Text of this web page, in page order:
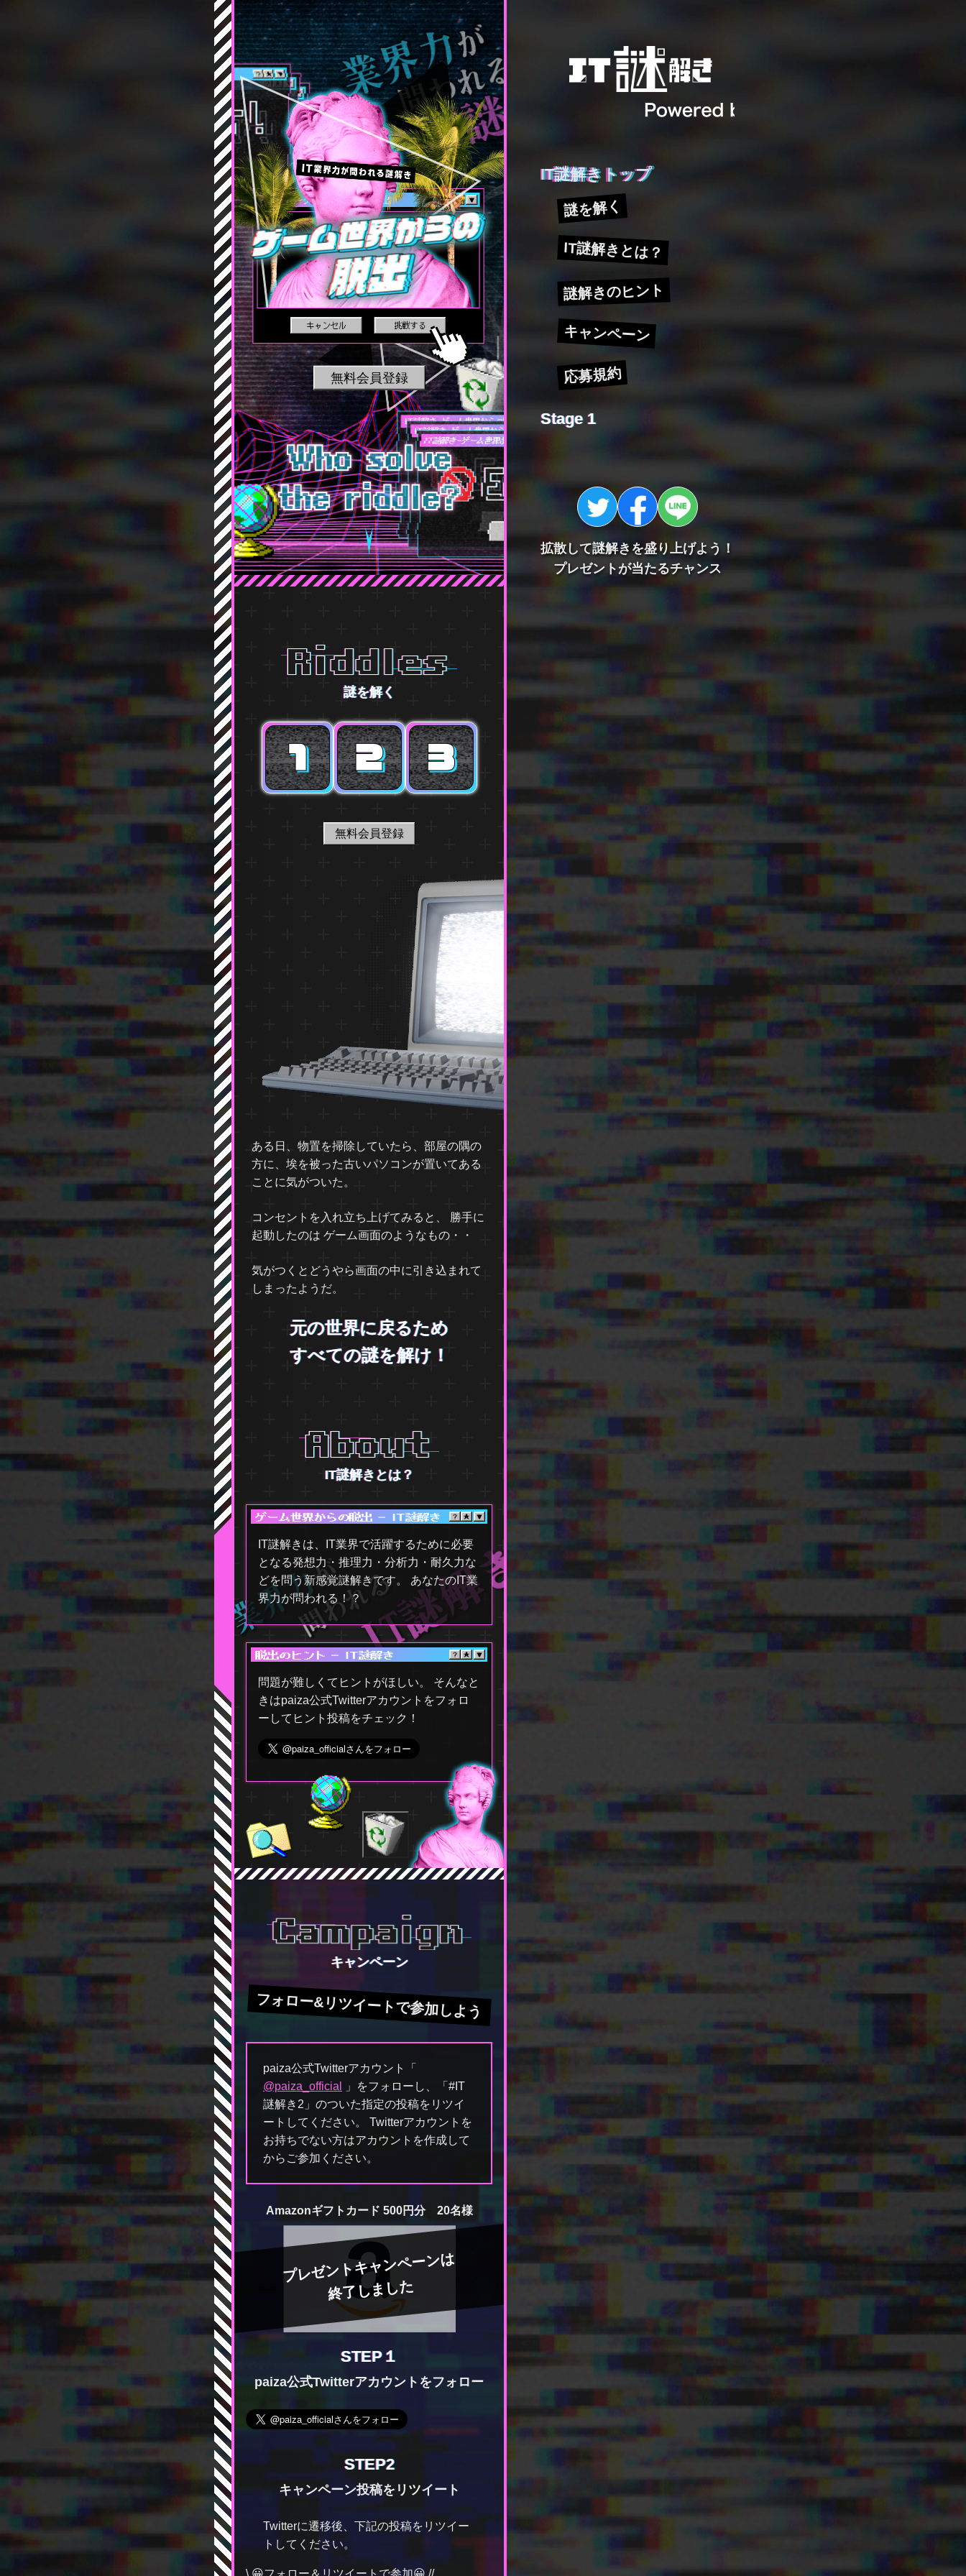
IT謎解きトップ
謎を解く
IT謎解きとは？
謎解きのヒント
キャンペーン
応募規約
Stage 1
拡散して謎解きを盛り上げよう！
プレゼントが当たるチャンス
無料会員登録
謎を解く
無料会員登録
ある日、物置を掃除していたら、部屋の隅の
方に、埃を被った古いパソコンが置いてある
ことに気がついた。
コンセントを入れ立ち上げてみると、 勝手に
起動したのは ゲーム画面のようなもの・・
気がつくとどうやら画面の中に引き込まれて
しまったようだ。
元の世界に戻るため
すべての謎を解け！
IT謎解きとは？
IT謎解きは、IT業界で活躍するために必要
となる発想力・推理力・分析力・耐久力な
どを問う新感覚謎解きです。 あなたのIT業
界力が問われる！？
問題が難しくてヒントがほしい。 そんなと
きはpaiza公式Twitterアカウントをフォロ
ーしてヒント投稿をチェック！
キャンペーン
フォロー&リツイートで参加しよう
paiza公式Twitterアカウント「
@paiza_official
」をフォローし、「#IT
謎解き2」のついた指定の投稿をリツイ
ートしてください。 Twitterアカウントを
お持ちでない方はアカウントを作成して
からご参加ください。
Amazonギフトカード 500円分 20名様
プレゼントキャンペーンは
終了しました
STEP１
paiza公式Twitterアカウントをフォロー
STEP2
キャンペーン投稿をリツイート
Twitterに遷移後、下記の投稿をリツイー
トしてください。
\ 😀フォロー＆リツイートで参加😀 //